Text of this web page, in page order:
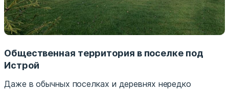
Общественная территория в поселке под
Истрой
Даже в обычных поселках и деревнях нередко